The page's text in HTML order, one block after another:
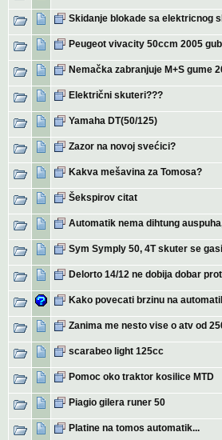
Skidanje blokade sa elektricnog
Peugeot vivacity 50ccm 2005
Nemačka zabranjuje M+S gume
Električni skuteri???
Yamaha DT(50/125)
Zazor na novoj svećici?
Kakva mešavina za Tomosa?
Šekspirov citat
Automatik nema dihtung
Sym Symply 50, 4T skuter se
Delorto 14/12 ne dobija dobar
Kako povecati brzinu na
Zanima me nesto vise o atv od
scarabeo light 125cc
Pomoc oko traktor kosilice MTD
Piagio gilera runer 50
Platine na tomos automatik...